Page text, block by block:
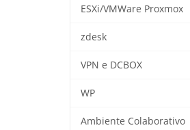
ESXi/VMWare Proxmox
zdesk
VPN e DCBOX
WP
Ambiente Colaborativo